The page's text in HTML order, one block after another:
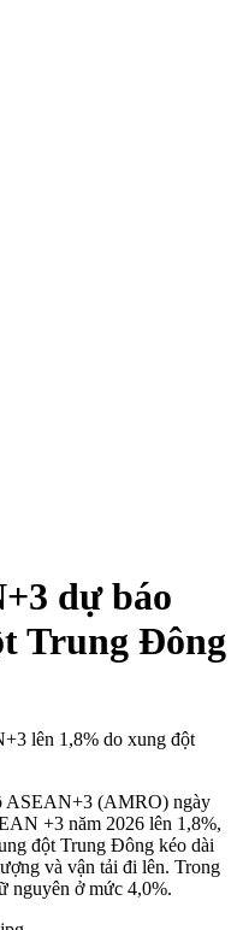
dự báo
Trung Đông
lên 1,8% do xung đột
ASEAN+3 (AMRO) ngày
+3 năm 2026 lên 1,8%,
đột Trung Đông kéo dài
và vận tải đi lên. Trong
nguyên ở mức 4,0%.